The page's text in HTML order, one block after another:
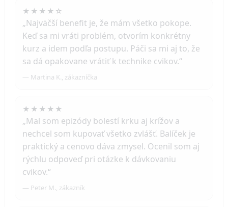
★★★★☆
„Najväčší benefit je, že mám všetko pokope.
Keď sa mi vráti problém, otvorím konkrétny
kurz a idem podľa postupu. Páči sa mi aj to, že
sa dá opakovane vrátiť k technike cvikov.“
— Martina K., zákazníčka
★★★★★
„Mal som epizódy bolestí krku aj krížov a
nechcel som kupovať všetko zvlášť. Balíček je
praktický a cenovo dáva zmysel. Ocenil som aj
rýchlu odpoveď pri otázke k dávkovaniu
cvikov.“
— Peter M., zákazník